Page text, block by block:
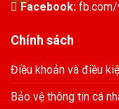
Facebook: fb.com/
Chính sách
Điều khoản và điều
Bảo vệ thông tin cá